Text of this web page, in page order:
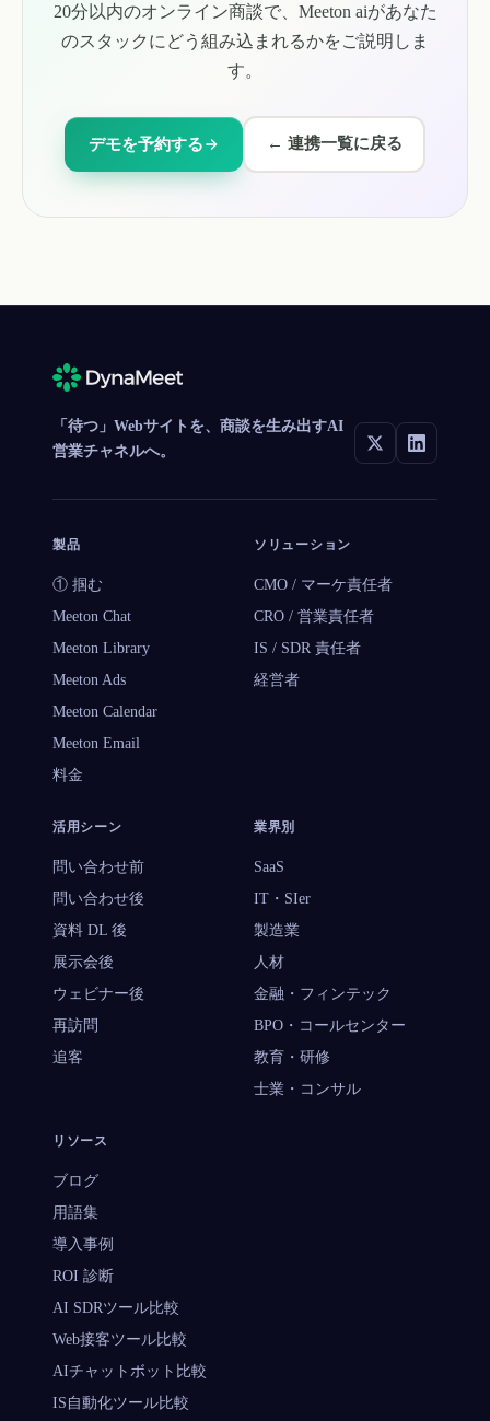
20分以内のオンライン商談で、Meeton aiがあなた
のスタックにどう組み込まれるかをご説明しま
す。
デモを予約する ← 連携一覧に戻る
「待つ」Webサイトを、商談を生み出すAI
営業チャネルへ。
製品
① 掴む
Meeton Chat
Meeton Library
Meeton Ads
Meeton Calendar
Meeton Email
料金
ソリューション
CMO / マーケ責任者
CRO / 営業責任者
IS / SDR 責任者
経営者
活用シーン
問い合わせ前
問い合わせ後
資料 DL 後
展示会後
ウェビナー後
再訪問
追客
業界別
SaaS
IT・SIer
製造業
人材
金融・フィンテック
BPO・コールセンター
教育・研修
士業・コンサル
リソース
ブログ
用語集
導入事例
ROI 診断
AI SDRツール比較
Web接客ツール比較
AIチャットボット比較
IS自動化ツール比較